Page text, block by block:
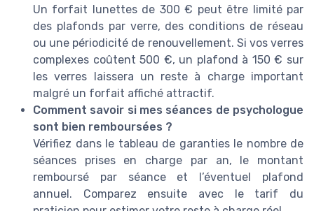
Un forfait lunettes de 300 € peut être limité par
des plafonds par verre, des conditions de réseau
ou une périodicité de renouvellement. Si vos verres
complexes coûtent 500 €, un plafond à 150 € sur
les verres laissera un reste à charge important
malgré un forfait affiché attractif.
Comment savoir si mes séances de psychologue
sont bien remboursées ?
Vérifiez dans le tableau de garanties le nombre de
séances prises en charge par an, le montant
remboursé par séance et l’éventuel plafond
annuel. Comparez ensuite avec le tarif du